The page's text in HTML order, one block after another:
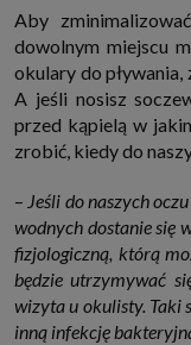
Aby
dowolnym miejscu
okulary do
A jeśli nosisz
przed kąpielą w
zrobić, kiedy do
– Jeśli do naszych
wodnych dostanie się
fizjologiczną, którą
będzie utrzymywać
wizyta u okulisty. Taki
inną infekcję